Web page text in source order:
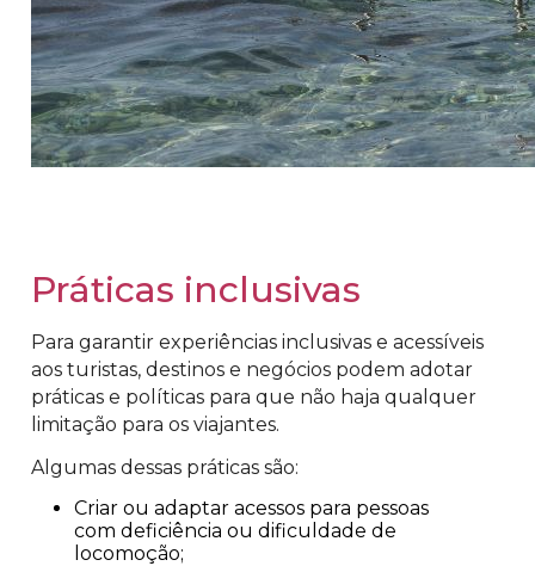
Práticas inclusivas
Para garantir experiências inclusivas e acessíveis
aos turistas, destinos e negócios podem adotar
práticas e políticas para que não haja qualquer
limitação para os viajantes.
Algumas dessas práticas são:
Criar ou adaptar acessos para pessoas
com deficiência ou dificuldade de
locomoção;